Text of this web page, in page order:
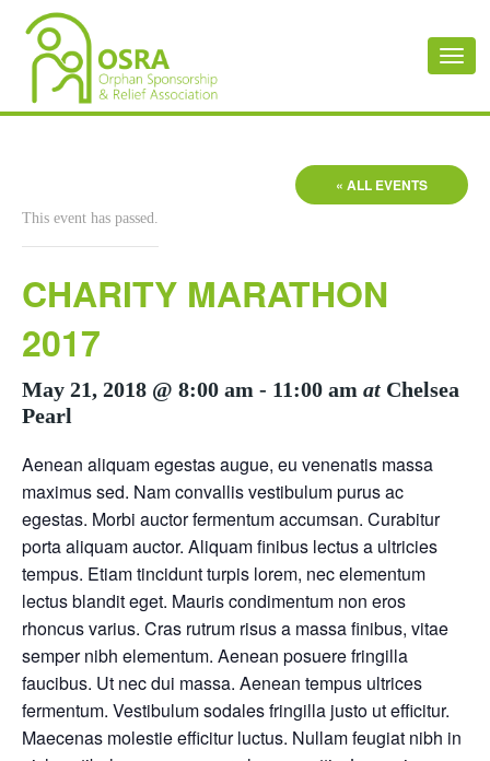
« ALL EVENTS
This event has passed.
CHARITY MARATHON
2017
May 21, 2018 @ 8:00 am - 11:00 am at Chelsea
Pearl
Aenean aliquam egestas augue, eu venenatis massa
maximus sed. Nam convallis vestibulum purus ac
egestas. Morbi auctor fermentum accumsan. Curabitur
porta aliquam auctor. Aliquam finibus lectus a ultricies
tempus. Etiam tincidunt turpis lorem, nec elementum
lectus blandit eget. Mauris condimentum non eros
rhoncus varius. Cras rutrum risus a massa finibus, vitae
semper nibh elementum. Aenean posuere fringilla
faucibus. Ut nec dui massa. Aenean tempus ultrices
fermentum. Vestibulum sodales fringilla justo ut efficitur.
Maecenas molestie efficitur luctus. Nullam feugiat nibh in